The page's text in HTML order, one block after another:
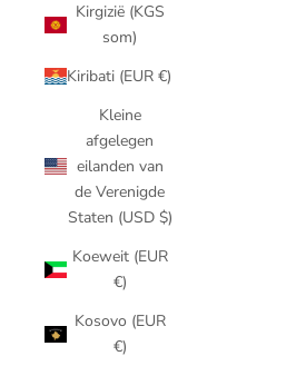
Kirgizië (KGS
som)
Kiribati (EUR €)
Kleine
afgelegen
eilanden van
de Verenigde
Staten (USD $)
Koeweit (EUR
€)
Kosovo (EUR
€)